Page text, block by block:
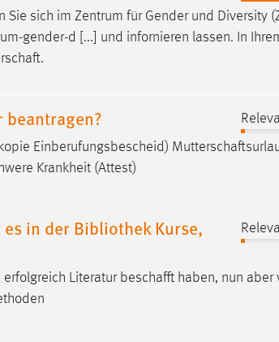
sich im Zentrum für Gender und Diversity
gender-d [...] und infornieren lassen. In
.
beantragen?
Einberufungsbescheid)
Krankheit (Attest)
in der Bibliothek Kurse,
erfolgreich Literatur beschafft haben, nun aber